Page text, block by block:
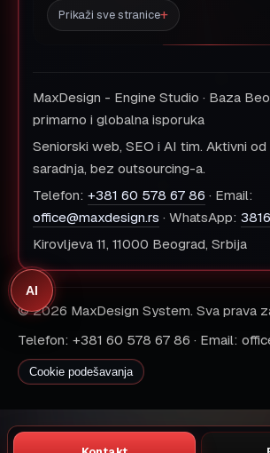
Prikaži sve stranice
MaxDesign - Engine Studio · Baza
primarno i globalna isporuka
Seniorski web, SEO i AI tim. Aktivni
saradnja, bez outsourcing-a.
Telefon: +381 60 578 67 86 · Email:
office@maxdesign.rs · WhatsApp:
Kirovljeva 11, 11000 Beograd, Srbija
© 2026 MaxDesign System. Sva prava
Telefon: +381 60 578 67 86 · Email:
Cookie podešavanja
AI